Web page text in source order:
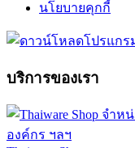
นโยบายคุกกี้
บริการของเรา